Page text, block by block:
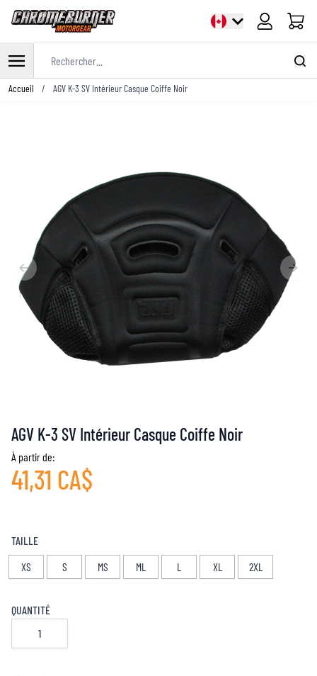
Panier
Allez au contenu
Accueil / AGV K-3 SV Intérieur Casque Coiffe Noir
AGV K-3 SV Intérieur Casque Coiffe Noir
À partir de:
41,31 CA$
TAILLE
XS
S MS ML L XL 2XL
QUANTITÉ